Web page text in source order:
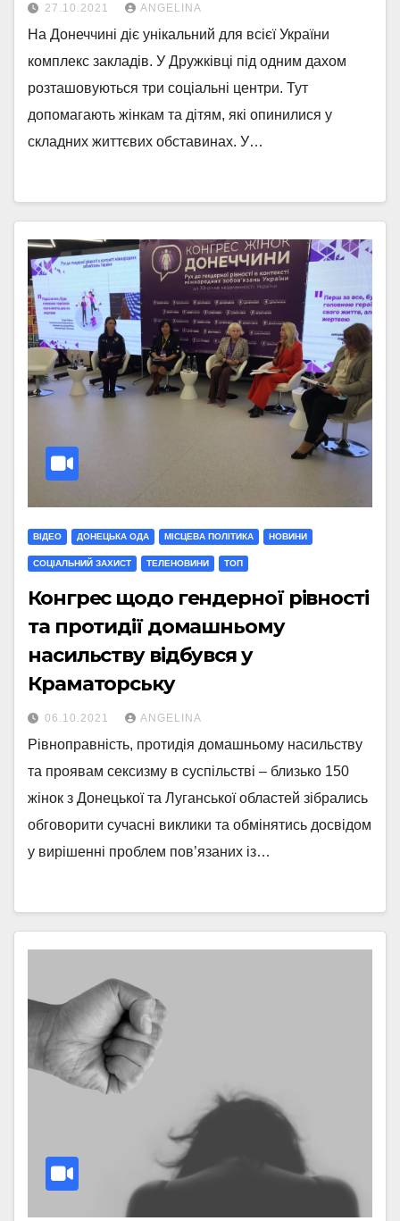
27.10.2021 ANGELINA
На Донеччині діє унікальний для всієї України
комплекс закладів. У Дружківці під одним дахом
розташовуються три соціальні центри. Тут
допомагають жінкам та дітям, які опинилися у
складних життєвих обставинах. У…
ВІДЕО ДОНЕЦЬКА ОДА МIСЦЕВА ПОЛIТИКА НОВИНИ
СОЦІАЛЬНИЙ ЗАХИСТ ТЕЛЕНОВИНИ ТОП
Конгрес щодо гендерної рівності
та протидії домашньому
насильству відбувся у
Краматорську
06.10.2021 ANGELINA
Рівноправність, протидія домашньому насильству
та проявам сексизму в суспільстві – близько 150
жінок з Донецької та Луганської областей зібрались
обговорити сучасні виклики та обмінятись досвідом
у вирішенні проблем пов’язаних із…